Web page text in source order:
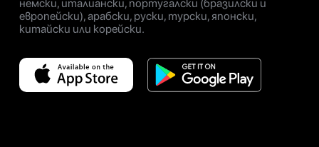
немски, италиански, португалски (бразилски и
европейски), арабски, руски, турски, японски,
китайски или корейски.